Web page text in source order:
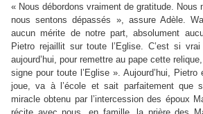
« Nous débordons vraiment de gratitude. Nous
nous sentons dépassés », assure Adèle.
aucun mérite de notre part, absolument
Pietro rejaillit sur toute l’Eglise. C’est si
aujourd’hui, pour remettre au pape cette
signe pour toute l’Eglise ». Aujourd’hui,
joue, va à l’école et sait parfaitement que
miracle obtenu par l’intercession des époux